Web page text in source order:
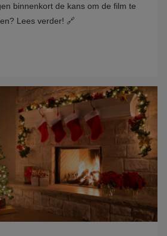
binnenkort de kans om de film te
Lees verder! 🔗